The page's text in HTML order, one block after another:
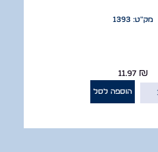
מק"ט: 1393
11.97₪
הוספה לסל